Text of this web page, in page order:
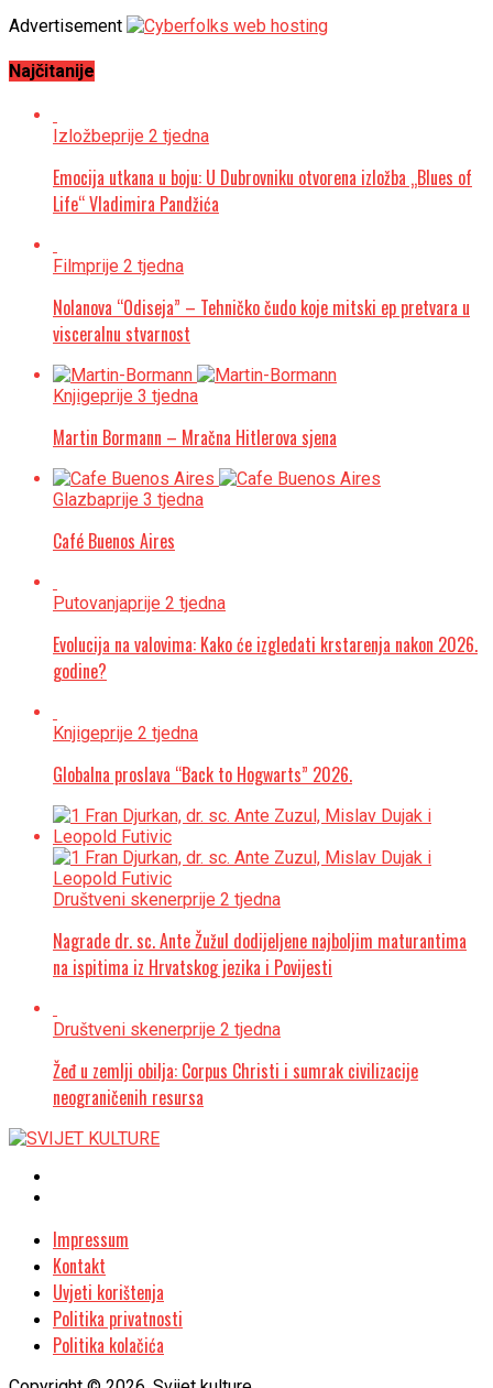
Advertisement
Najčitanije
Izložbeprije 2 tjedna
Emocija utkana u boju: U Dubrovniku otvorena izložba „Blues of
Life“ Vladimira Pandžića
Filmprije 2 tjedna
Nolanova “Odiseja” – Tehničko čudo koje mitski ep pretvara u
visceralnu stvarnost
Knjigeprije 3 tjedna
Martin Bormann – Mračna Hitlerova sjena
Glazbaprije 3 tjedna
Café Buenos Aires
Putovanjaprije 2 tjedna
Evolucija na valovima: Kako će izgledati krstarenja nakon 2026.
godine?
Knjigeprije 2 tjedna
Globalna proslava “Back to Hogwarts” 2026.
Društveni skenerprije 2 tjedna
Nagrade dr. sc. Ante Žužul dodijeljene najboljim maturantima
na ispitima iz Hrvatskog jezika i Povijesti
Društveni skenerprije 2 tjedna
Žeđ u zemlji obilja: Corpus Christi i sumrak civilizacije
neograničenih resursa
Impressum
Kontakt
Uvjeti korištenja
Politika privatnosti
Politika kolačića